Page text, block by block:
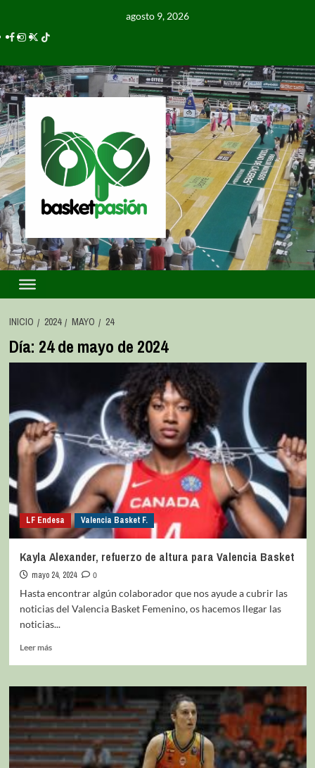
agosto 9, 2026
INICIO 2024 MAYO 24
Día: 24 de mayo de 2024
LF Endesa Valencia Basket F.
Kayla Alexander, refuerzo de altura para Valencia Basket
mayo 24, 2024
0
Hasta encontrar algún colaborador que nos ayude a cubrir las
noticias del Valencia Basket Femenino, os hacemos llegar las
noticias...
Leer más